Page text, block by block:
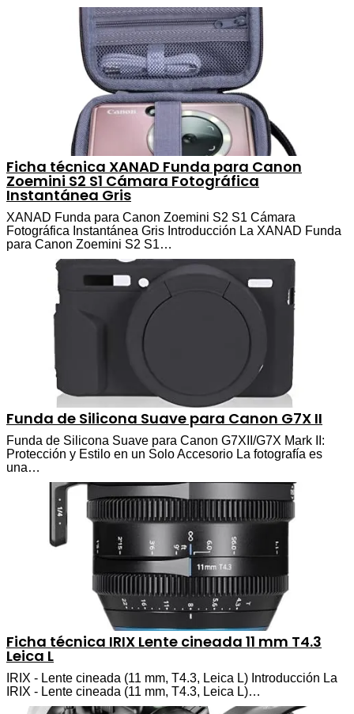
Ficha técnica XANAD Funda para Canon
Zoemini S2 S1 Cámara Fotográfica
Instantánea Gris
XANAD Funda para Canon Zoemini S2 S1 Cámara
Fotográfica Instantánea Gris Introducción La XANAD Funda
para Canon Zoemini S2 S1…
Funda de Silicona Suave para Canon G7X II
Funda de Silicona Suave para Canon G7XII/G7X Mark II:
Protección y Estilo en un Solo Accesorio La fotografía es
una…
Ficha técnica IRIX Lente cineada 11 mm T4.3
Leica L
IRIX - Lente cineada (11 mm, T4.3, Leica L) Introducción La
IRIX - Lente cineada (11 mm, T4.3, Leica L)…